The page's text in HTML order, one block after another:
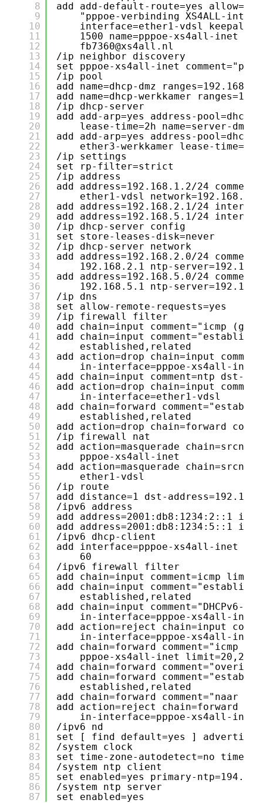
8
9
10
11
12
13
14
15
16
17
18
19
20
21
22
23
24
25
26
27
28
29
30
31
32
33
34
35
36
37
38
39
40
41
42
43
44
45
46
47
48
49
50
51
52
53
54
55
56
57
58
59
60
61
62
63
64
65
66
67
68
69
70
71
72
73
74
75
76
77
78
79
80
81
82
83
84
85
86
87
add add-default-route=yes
"pppoe-verbinding XS4ALL-
interface=ether1-vdsl keepalive-
1500 name=pppoe-xs4all-inet
fb7360@xs4all.nl
/ip neighbor discovery
set pppoe-xs4all-inet
/ip pool
add name=dhcp-dmz
add name=dhcp-werkkamer
/ip dhcp-server
add add-arp=yes address-
lease-time=2h name=server-dmz
add add-arp=yes address-
ether3-werkkamer lease-time=2h
/ip settings
set rp-filter=strict
/ip address
add address=192.168.1.2/24
ether1-vdsl network=192.168.1.0
add address=192.168.2.1/24
add address=192.168.5.1/24
/ip dhcp-server config
set store-leases-disk=never
/ip dhcp-server network
add address=192.168.2.0/24
192.168.2.1 ntp-
add address=192.168.5.0/24
192.168.5.1 ntp-
/ip dns
set allow-remote-requests=yes
/ip firewall filter
add chain=input comment="icmp
add chain=input
established,related
add action=drop chain=input
in-interface=pppoe-xs4all-inet
add chain=input comment=ntp dst-
add action=drop chain=input
in-interface=ether1-vdsl
add chain=forward
established,related
add action=drop chain=forward
/ip firewall nat
add action=masquerade
pppoe-xs4all-inet
add action=masquerade
ether1-vdsl
/ip route
add distance=1 dst-
/ipv6 address
add address=2001:db8:1234:2::1
add address=2001:db8:1234:5::1
/ipv6 dhcp-client
add interface=pppoe-xs4all-inet
60
/ipv6 firewall filter
add chain=input comment=icmp
add chain=input
established,related
add chain=input
in-interface=pppoe-xs4all-inet
add action=reject chain=input
in-interface=pppoe-xs4all-inet
add chain=forward
pppoe-xs4all-inet limit=20,20
add chain=forward comment="overig
add chain=forward
established,related
add chain=forward comment="naar
add action=reject chain=forward
in-interface=pppoe-xs4all-inet
/ipv6 nd
set [ find default=yes ] advertise-
/system clock
set time-zone-autodetect=no time-
/system ntp client
set enabled=yes primary-
/system ntp server
set enabled=yes